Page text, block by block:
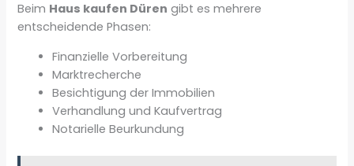
Beim Haus kaufen Düren gibt es mehrere
entscheidende Phasen:
Finanzielle Vorbereitung
Marktrecherche
Besichtigung der Immobilien
Verhandlung und Kaufvertrag
Notarielle Beurkundung